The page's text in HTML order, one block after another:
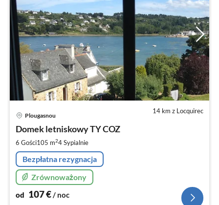
14 km z Locquirec
Plougasnou
Domek letniskowy TY COZ
6 Gości105 m24Sypialnie
Bezpłatna rezygnacja
Zrównoważony
od 107€/ noc